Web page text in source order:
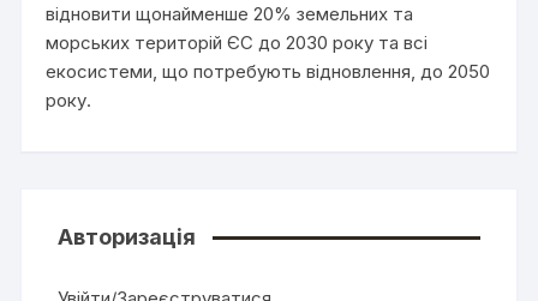
відновити щонайменше 20% земельних та
морських територій ЄС до 2030 року та всі
екосистеми, що потребують відновлення, до 2050
року.
Авторизація